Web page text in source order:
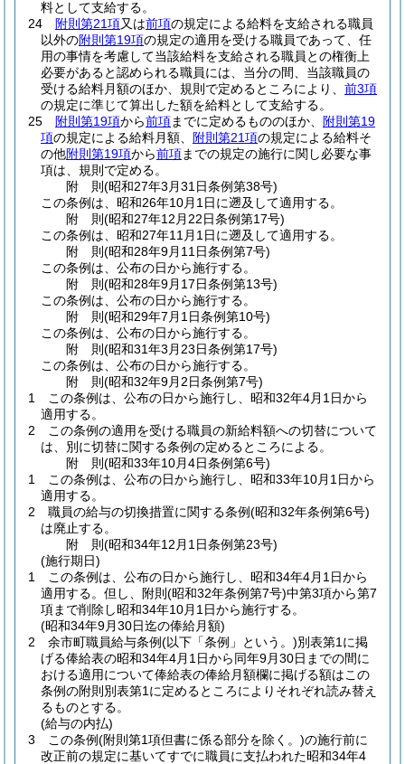
料として支給する。
24
附則第21項又は前項の規定による給料を支給される職員
以外の附則第19項の規定の適用を受ける職員であって、任
用の事情を考慮して当該給料を支給される職員との権衡上
必要があると認められる職員には、当分の間、当該職員の
受ける給料月額のほか、規則で定めるところにより、 前3項
の規定に準じて算出した額を給料として支給する。
25
附則第19項から前項までに定めるもののほか、
附則第19
項の規定による給料月額、 附則第21項の規定による給料そ
の他附則第19項から前項までの規定の施行に関し必要な事
項は、規則で定める。
附 則(昭和27年3月31日条例第38号)
この条例は、昭和26年10月1日に遡及して適用する。
附 則(昭和27年12月22日条例第17号)
この条例は、昭和27年11月1日に遡及して適用する。
附 則(昭和28年9月11日条例第7号)
この条例は、公布の日から施行する。
附 則(昭和28年9月17日条例第13号)
この条例は、公布の日から施行する。
附 則(昭和29年7月1日条例第10号)
この条例は、公布の日から施行する。
附 則(昭和31年3月23日条例第17号)
この条例は、公布の日から施行する。
附 則(昭和32年9月2日条例第7号)
1
この条例は、公布の日から施行し、昭和32年4月1日から
適用する。
2
この条例の適用を受ける職員の新給料額への切替について
は、別に切替に関する条例の定めるところによる。
附 則(昭和33年10月4日条例第6号)
1
この条例は、公布の日から施行し、昭和33年10月1日から
適用する。
2
職員の給与の切換措置に関する条例(昭和32年条例第6号)
は廃止する。
附 則(昭和34年12月1日条例第23号)
(施行期日)
1
この条例は、公布の日から施行し、昭和34年4月1日から
適用する。 但し、附則 (昭和32年条例第7号)中第3項から第7
項まで削除し昭和34年10月1日から施行する。
(昭和34年9月30日迄の俸給月額)
2
余市町職員給与条例(以下「条例」という。)別表第1に掲
げる俸給表の昭和34年4月1日から同年9月30日までの間に
おける適用について俸給表の俸給月額欄に掲げる額はこの
条例の附則別表第1に定めるところによりそれぞれ読み替え
るものとする。
(給与の内払)
3
この条例(附則第1項但書に係る部分を除く。)の施行前に
改正前の規定に基いてすでに職員に支払われた昭和34年4